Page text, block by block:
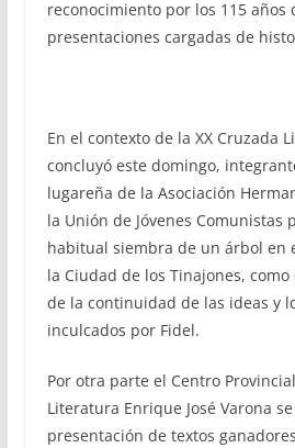
reconocimiento por los 115
presentaciones cargadas de
En el contexto de la XX Cruzada
concluyó este domingo,
lugareña de la Asociación
la Unión de Jóvenes Comunistas
habitual siembra de un árbol en
la Ciudad de los Tinajones,
de la continuidad de las ideas y
inculcados por Fidel.
Por otra parte el Centro
Literatura Enrique José Varona
presentación de textos